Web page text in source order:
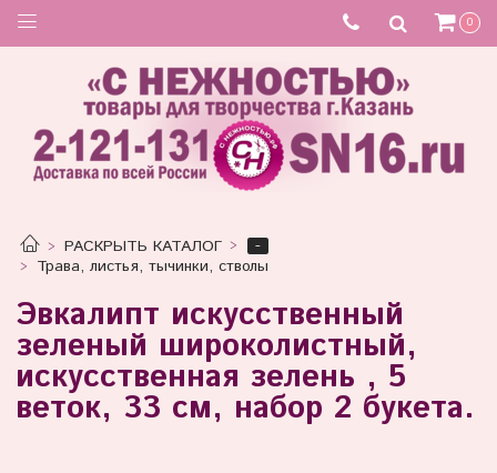
0
РАСКРЫТЬ КАТАЛОГ
-
Трава, листья, тычинки, стволы
Эвкалипт искусственный
зеленый широколистный,
искусственная зелень , 5
веток, 33 см, набор 2 букета.
Товар отсутствует